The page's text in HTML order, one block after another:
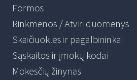
Formos
Rinkmenos / Atviri duomenys
Skaičiuoklės ir pagalbininkai
Sąskaitos ir įmokų kodai
Mokesčių žinynas